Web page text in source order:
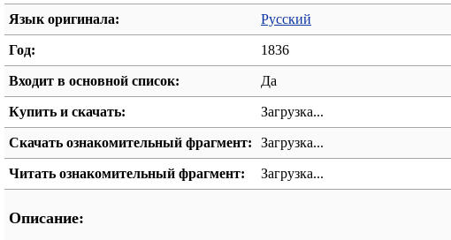
Язык оригинала: Русский
Год: 1836
Входит в основной список: Да
Купить и скачать: Загрузка...
Скачать ознакомительный фрагмент: Загрузка...
Читать ознакомительный фрагмент: Загрузка...
Описание: